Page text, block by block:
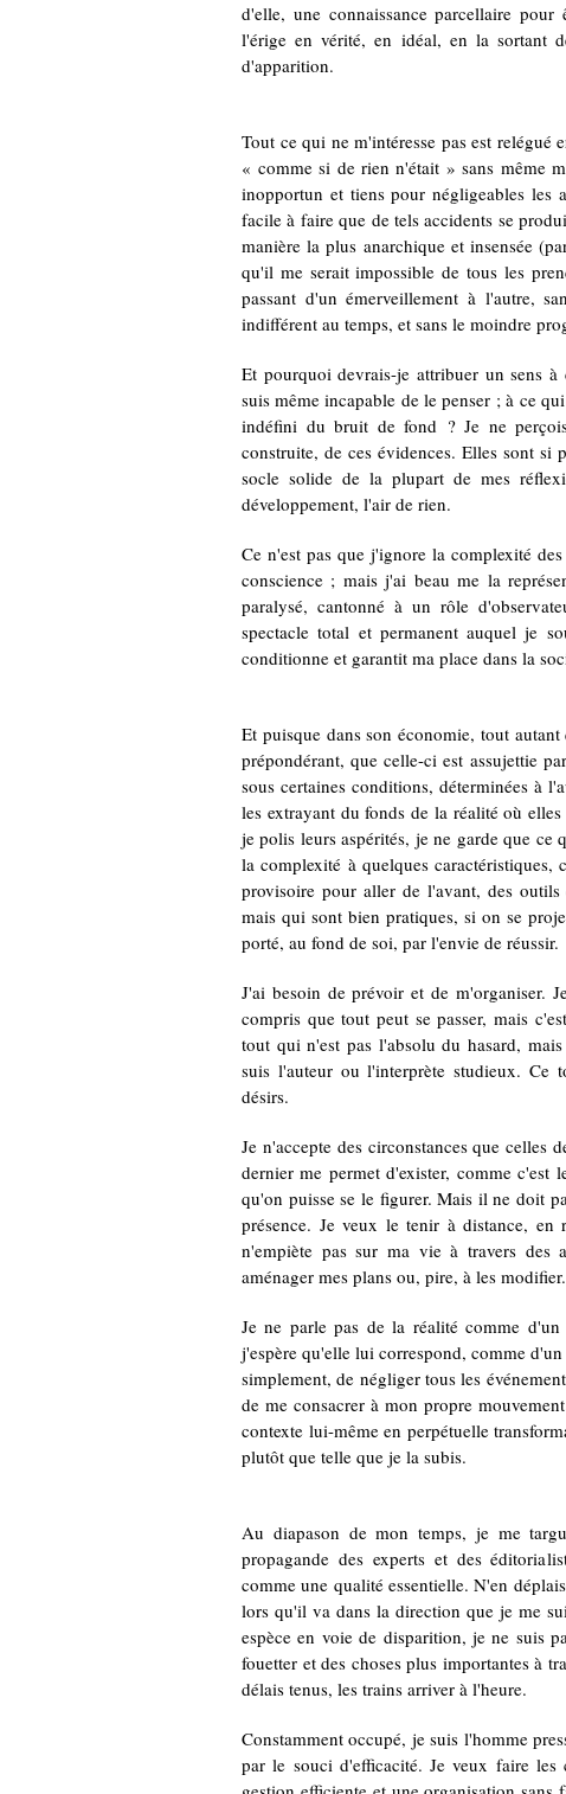
d'elle, une connaissance parcellaire
l'érige en vérité, en idéal, en la sortant
d'apparition.
Tout ce qui ne m'intéresse pas est
« comme si de rien n'était » sans même
inopportun et tiens pour négligeables les
facile à faire que de tels accidents se
manière la plus anarchique et insensée
qu'il me serait impossible de tous les
passant d'un émerveillement à l'autre,
indifférent au temps, et sans le moindre
Et pourquoi devrais-je attribuer un sens
suis même incapable de le penser ; à ce
indéfini du bruit de fond ? Je ne
construite, de ces évidences. Elles sont si
socle solide de la plupart de mes
développement, l'air de rien.
Ce n'est pas que j'ignore la complexité
conscience ; mais j'ai beau me la
paralysé, cantonné à un rôle
spectacle total et permanent auquel je
conditionne et garantit ma place dans la
Et puisque dans son économie, tout
prépondérant, que celle-ci est assujettie
sous certaines conditions, déterminées à
les extrayant du fonds de la réalité où
je polis leurs aspérités, je ne garde que ce
la complexité à quelques caractéristiques,
provisoire pour aller de l'avant, des
mais qui sont bien pratiques, si on se
porté, au fond de soi, par l'envie de réussir.
J'ai besoin de prévoir et de m'organiser.
compris que tout peut se passer, mais
tout qui n'est pas l'absolu du hasard,
suis l'auteur ou l'interprète studieux. Ce
désirs.
Je n'accepte des circonstances que celles
dernier me permet d'exister, comme c'est
qu'on puisse se le figurer. Mais il ne doit
présence. Je veux le tenir à distance,
n'empiète pas sur ma vie à travers des
aménager mes plans ou, pire, à les modifier.
Je ne parle pas de la réalité comme
j'espère qu'elle lui correspond, comme
simplement, de négliger tous les
de me consacrer à mon propre
contexte lui-même en perpétuelle
plutôt que telle que je la subis.
Au diapason de mon temps, je me
propagande des experts et des
comme une qualité essentielle. N'en
lors qu'il va dans la direction que je me
espèce en voie de disparition, je ne suis
fouetter et des choses plus importantes à
délais tenus, les trains arriver à l'heure.
Constamment occupé, je suis l'homme
par le souci d'efficacité. Je veux faire